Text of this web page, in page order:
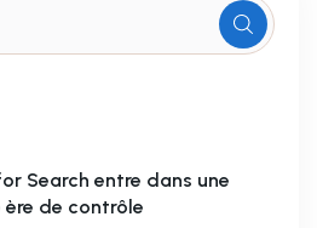
Search entre dans une
ère de contrôle